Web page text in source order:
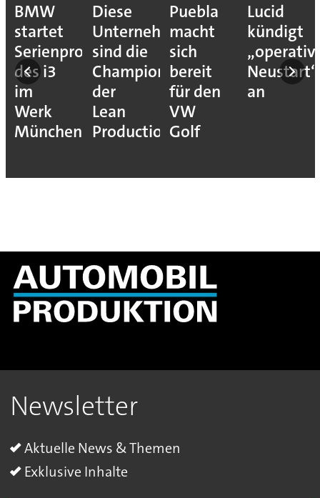
BMW
startet
Serienproduktion
des i3
im
Werk
München
Diese
Unternehmen
sind die
Champions
der
Lean
Production
Puebla
macht
sich
bereit
für den
VW
Golf
Lucid
kündigt
Neustart“
an
Newsletter
Aktuelle News & Themen
Exklusive Inhalte